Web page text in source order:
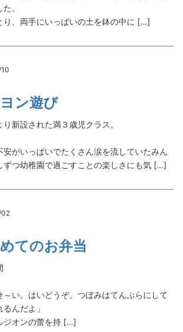
。
り、両手にいっぱいの土を鉢の中に [...]
ン遊び
り新設された満３歳児クラス。
安がいっぱいでたくさん涙を流していたみん
ずつ幼稚園で過ごすことの楽しさにも気 [...]
てのお弁当
～い。はいどうぞ。つぼみはてんぷらにして
んだよ」
ジオンの蕾を持 [...]